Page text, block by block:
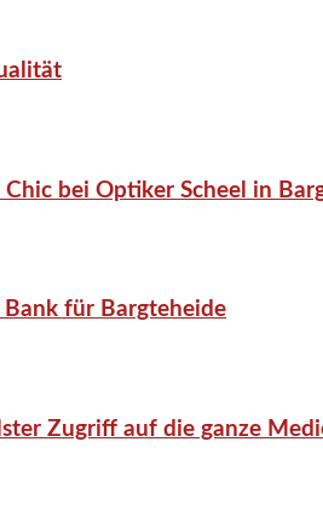
bei Optiker Scheel in
Bank für Bargteheide
Zugriff auf die ganze